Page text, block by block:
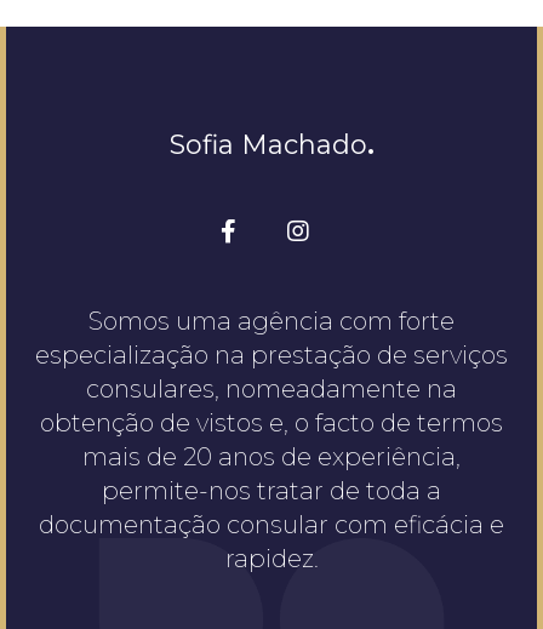
Sofia Machado.
Somos uma agência com forte
especialização na prestação de serviços
consulares, nomeadamente na
obtenção de vistos e, o facto de termos
mais de 20 anos de experiência,
permite-nos tratar de toda a
documentação consular com eficácia e
rapidez.